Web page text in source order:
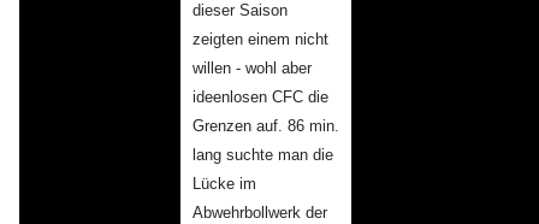
dieser Saison
zeigten einem nicht
willen - wohl aber
ideenlosen CFC die
Grenzen auf. 86 min.
lang suchte man die
Lücke im
Abwehrbollwerk der